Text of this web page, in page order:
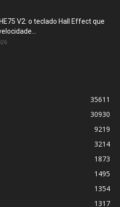
V2: o teclado Hall Effect que
35611
30930
9219
3214
1873
1495
1354
1317